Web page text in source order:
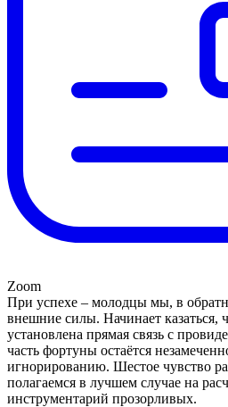
Zoom
При успехе – молодцы мы, в
внешние силы. Начинает казаться,
установлена прямая связь с
часть фортуны остаётся
игнорированию. Шестое чувство
полагаемся в лучшем случае на
инструментарий прозорливых.